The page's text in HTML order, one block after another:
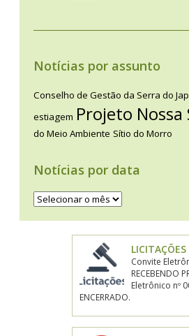
Notícias por assunto
Conselho de Gestão da Serra do
estiagem Projeto Nossa
do Meio Ambiente Sítio do Morro
Notícias por data
Notícias
LICITAÇÕES
Convite
RECEBENDO
Eletrônico nº
ENCERRADO.